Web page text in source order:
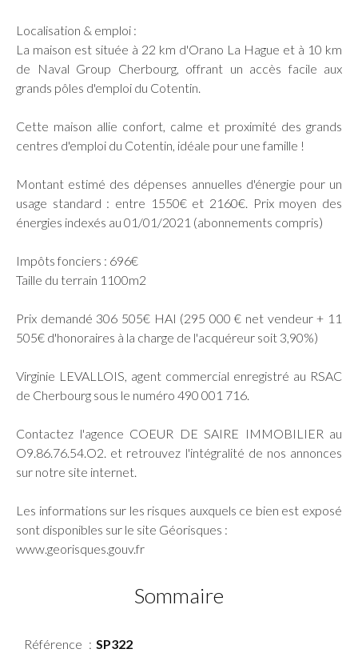
Localisation & emploi :
La maison est située à 22 km d'Orano La Hague et à 10 km
de Naval Group Cherbourg, offrant un accès facile aux
grands pôles d'emploi du Cotentin.
Cette maison allie confort, calme et proximité des grands
centres d'emploi du Cotentin, idéale pour une famille !
Montant estimé des dépenses annuelles d'énergie pour un
usage standard : entre 1550€ et 2160€. Prix moyen des
énergies indexés au 01/01/2021 (abonnements compris)
Impôts fonciers : 696€
Taille du terrain 1100m2
Prix demandé 306 505€ HAI (295 000 € net vendeur + 11
505€ d'honoraires à la charge de l'acquéreur soit 3,90%)
Virginie LEVALLOIS, agent commercial enregistré au RSAC
de Cherbourg sous le numéro 490 001 716.
Contactez l'agence COEUR DE SAIRE IMMOBILIER au
O9.86.76.54.O2. et retrouvez l'intégralité de nos annonces
sur notre site internet.
Les informations sur les risques auxquels ce bien est exposé
sont disponibles sur le site Géorisques :
www.georisques.gouv.fr
Sommaire
Référence SP322